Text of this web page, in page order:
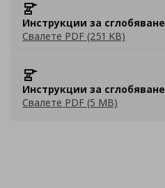
Инструкции за сглобяване
Свалете PDF (251 KB)
Инструкции за сглобяване
Свалете PDF (5 MB)